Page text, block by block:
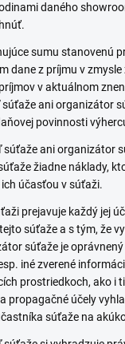
daného
sumu stanovenú
dane z príjmu v
v aktuálnom
ani organizátor
povinnosti
súťaže ani organizátor
žiadne náklady,
účasťou v súťaži.
prejavuje každý jej
súťaže a s tým, že
súťaže je
iné zverené
prostriedkoch, ako i
propagačné účely
súťaže na